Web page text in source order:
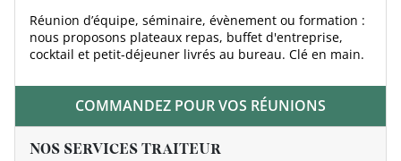
Réunion d’équipe, séminaire, évènement ou formation :
nous proposons plateaux repas, buffet d'entreprise,
cocktail et petit-déjeuner livrés au bureau. Clé en main.
COMMANDEZ POUR VOS RÉUNIONS
NOS SERVICES TRAITEUR